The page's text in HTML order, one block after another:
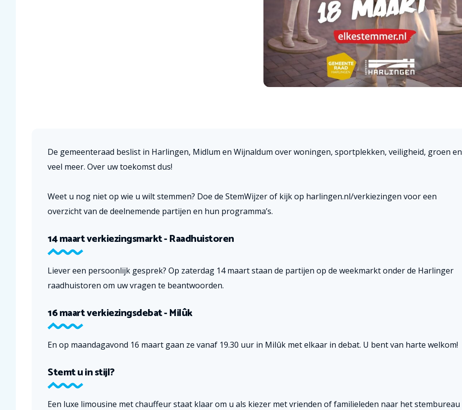
De gemeenteraad beslist in Harlingen, Midlum en Wijnaldum over woningen, sportplekken, veiligheid, groen en
veel meer. Over uw toekomst dus!
Weet u nog niet op wie u wilt stemmen? Doe de StemWijzer of kijk op harlingen.nl/verkiezingen voor een
overzicht van de deelnemende partijen en hun programma’s.
14 maart verkiezingsmarkt - Raadhuistoren
Liever een persoonlijk gesprek? Op zaterdag 14 maart staan de partijen op de weekmarkt onder de Harlinger
raadhuistoren om uw vragen te beantwoorden.
16 maart verkiezingsdebat - Milûk
En op maandagavond 16 maart gaan ze vanaf 19.30 uur in Milûk met elkaar in debat. U bent van harte welkom!
Stemt u in stijl?
Een luxe limousine met chauffeur staat klaar om u als kiezer met vrienden of familieleden naar het stembureau